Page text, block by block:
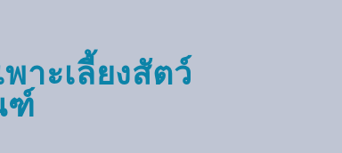
าะเลี้ยงสัตว์
ฑ์